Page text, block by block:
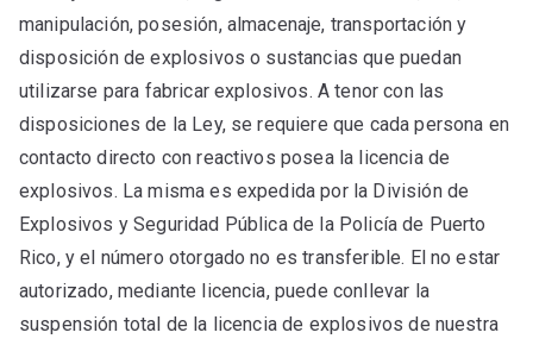
manipulación, posesión, almacenaje, transportación y
disposición de explosivos o sustancias que puedan
utilizarse para fabricar explosivos. A tenor con las
disposiciones de la Ley, se requiere que cada persona en
contacto directo con reactivos posea la licencia de
explosivos. La misma es expedida por la División de
Explosivos y Seguridad Pública de la Policía de Puerto
Rico, y el número otorgado no es transferible. El no estar
autorizado, mediante licencia, puede conllevar la
suspensión total de la licencia de explosivos de nuestra